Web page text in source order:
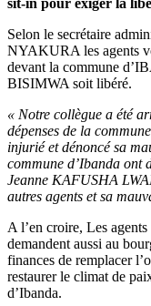
Selon le secrétaire
NYAKURA les agents
devant la commune
BISIMWA soit libéré.
« Notre collègue a été
dépenses de la
injurié et dénoncé sa
commune d’Ibanda ont
Jeanne KAFUSHA
autres agents et sa
A l’en croire, Les
demandent aussi au
finances de remplacer
restaurer le climat de
d’Ibanda.